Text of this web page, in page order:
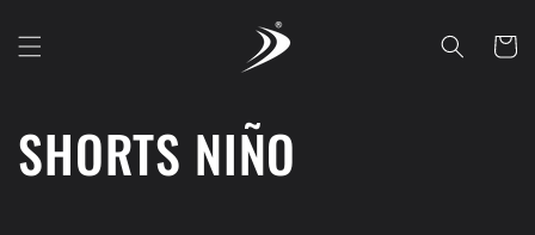
al contenido
Carrito
C
SHORTS NIÑO